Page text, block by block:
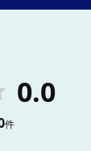
0.0
件